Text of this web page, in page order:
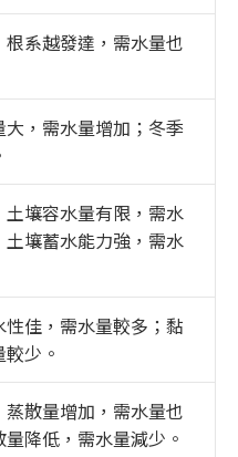
系越發達，需水量也
，需水量增加；冬季
壤容水量有限，需水
壤蓄水能力強，需水
佳，需水量較多；黏
少。
散量增加，需水量也
降低，需水量減少。